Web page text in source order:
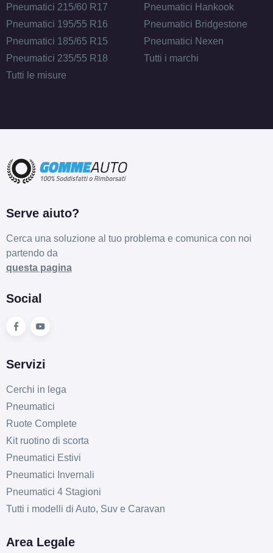
Pneumatici 215/60 R17
Pneumatici 195/55 R16
Pneumatici 185/65 R15
Pneumatici 235/55 R18
Tutti le misure
Pneumatici Hankook
Pneumatici Bridgestone
Pneumatici Nexen
Tutti i marchi
Serve aiuto?
Cerca una soluzione al tuo problema e comunica con noi
partendo da
questa pagina
Social
Servizi
Cerchi in lega
Pneumatici
Ruote Complete
Kit ruotino di scorta
Pneumatici Estivi
Pneumatici Invernali
Pneumatici 4 Stagioni
Tutti i modelli di Auto, Suv e Caravan
Area Legale